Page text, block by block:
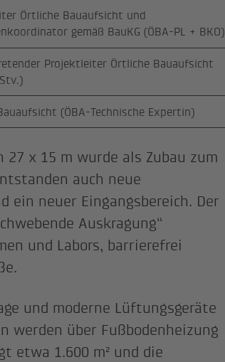
Örtliche Bauaufsicht und
gemäß BauKG (ÖBA-PL + BKO)
Projektleiter Örtliche Bauaufsicht
(ÖBA-Technische Expertin)
27 x 15 m wurde als Zubau zum
auch neue
ein neuer Eingangsbereich. Der
Auskragung“
und Labors, barrierefrei
und moderne Lüftungsgeräte
werden über Fußbodenheizung
etwa 1.600 m² und die